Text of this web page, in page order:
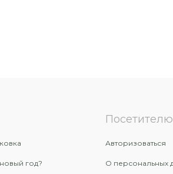
год?
Посетителю
Авторизоваться
О персональных